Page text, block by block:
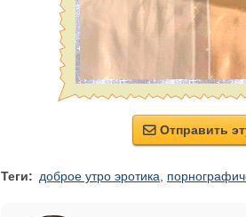
 Отправить
Теги: доброе утро эротика